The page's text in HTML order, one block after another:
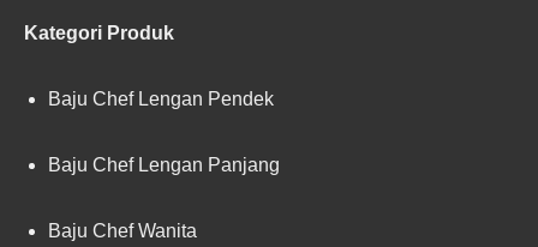
Kategori Produk
Baju Chef Lengan Pendek
Baju Chef Lengan Panjang
Baju Chef Wanita